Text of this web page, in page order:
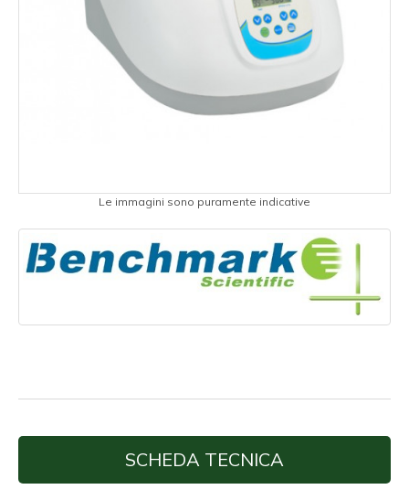
Le immagini sono puramente indicative
SCHEDA TECNICA